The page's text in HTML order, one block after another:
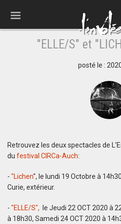
"ELLE/S" et
posté le :
Retrouvez les deux spectacles de
du festival CIRCa-Auch:
- "Lichen", le lundi 19 Octobre à
Curie, extérieur.
- "ELLE/S",
le Jeudi 22 OCT 2020 à
à 18h30, Samedi 24 OCT 2020 à